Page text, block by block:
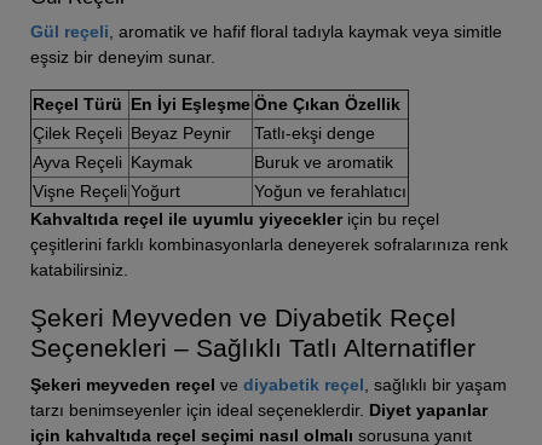
Gül reçeli, aromatik ve hafif floral tadıyla kaymak veya simitle
eşsiz bir deneyim sunar.
Reçel Türü En İyi EşleşmeÖne Çıkan Özellik
Çilek Reçeli Beyaz Peynir
Tatlı-ekşi denge
Ayva Reçeli Kaymak
Buruk ve aromatik
Vişne Reçeli Yoğurt
Yoğun ve ferahlatıcı
Kahvaltıda reçel ile uyumlu yiyecekleriçin bu reçel
çeşitlerini farklı kombinasyonlarla deneyerek sofralarınıza renk
katabilirsiniz.
Şekeri Meyveden ve Diyabetik Reçel
Seçenekleri – Sağlıklı Tatlı Alternatifler
Şekeri meyveden reçel ve diyabetik reçel, sağlıklı bir yaşam
tarzı benimseyenler için ideal seçeneklerdir. Diyet yapanlar
için kahvaltıda reçel seçimi nasıl olmalı sorusuna yanıt